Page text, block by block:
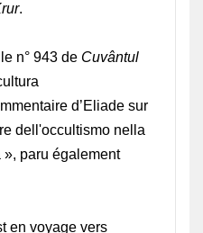
.
n° 943 de Cuvântul
d’Eliade sur
dell'occultismo nella
paru également
en voyage vers